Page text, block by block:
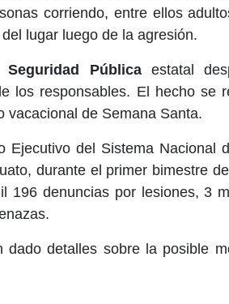
corriendo, entre ellos
lugar luego de la agresión.
Seguridad Públicaestatal
los responsables. El hecho se
vacacional de Semana Santa.
Ejecutivo del Sistema Nacional
durante el primer bimestre
196 denuncias por lesiones, 3
detalles sobre la posible